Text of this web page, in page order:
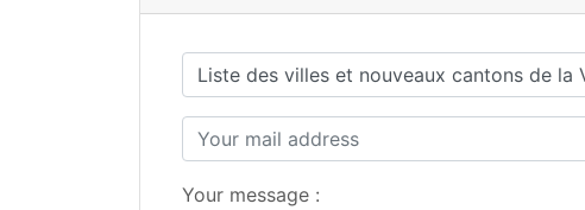
Your message :